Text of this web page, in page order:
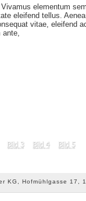
elementum
eleifend tellus.
vitae, eleifend
ante,
KG, Hofmühlgasse